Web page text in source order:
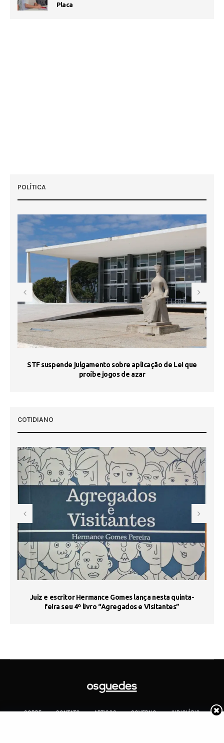
Placa
POLÍTICA
STF suspende julgamento sobre aplicação de Lei que
proíbe jogos de azar
COTIDIANO
Juiz e escritor Hermance Gomes lança nesta quinta-
feira seu 4º livro “Agregados e Visitantes”
SOBRE CONTATO ARTIGOS GOVERNO
JUDICIÁRIO